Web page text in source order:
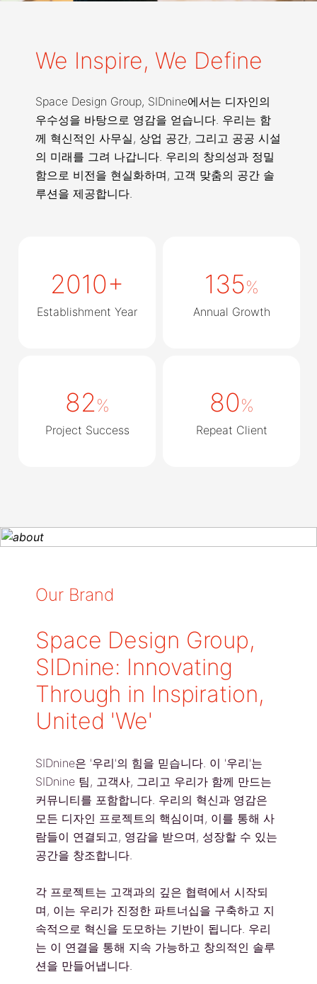
We Inspire, We Define
Space Design Group, SIDnine에서는 디자인의
우수성을 바탕으로 영감을 얻습니다. 우리는 함
께 혁신적인 사무실, 상업 공간, 그리고 공공 시설
의 미래를 그려 나갑니다. 우리의 창의성과 정밀
함으로 비전을 현실화하며, 고객 맞춤의 공간 솔
루션을 제공합니다.
2010+
Establishment Year
135%
Annual Growth
82%
Project Success
80%
Repeat Client
Our Brand
Space Design Group,
SIDnine: Innovating
Through in Inspiration,
United 'We'
SIDnine은 '우리'의 힘을 믿습니다. 이 '우리'는
SIDnine 팀, 고객사, 그리고 우리가 함께 만드는
커뮤니티를 포함합니다. 우리의 혁신과 영감은
모든 디자인 프로젝트의 핵심이며, 이를 통해 사
람들이 연결되고, 영감을 받으며, 성장할 수 있는
공간을 창조합니다.
각 프로젝트는 고객과의 깊은 협력에서 시작되
며, 이는 우리가 진정한 파트너십을 구축하고 지
속적으로 혁신을 도모하는 기반이 됩니다. 우리
는 이 연결을 통해 지속 가능하고 창의적인 솔루
션을 만들어냅니다.